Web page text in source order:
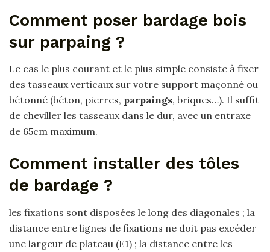
Comment poser bardage bois
sur parpaing ?
Le cas le plus courant et le plus simple consiste à fixer
des tasseaux verticaux sur votre support maçonné ou
bétonné (béton, pierres, parpaings, briques…). Il suffit
de cheviller les tasseaux dans le dur, avec un entraxe
de 65cm maximum.
Comment installer des tôles
de bardage ?
les fixations sont disposées le long des diagonales ; la
distance entre lignes de fixations ne doit pas excéder
une largeur de plateau (E1) ; la distance entre les